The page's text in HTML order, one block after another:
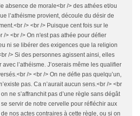
absence de morale<br /> des athées et/ou
l’athéisme provient, découle du désir de
/> <br /> Puisque cent fois sur le
/> <br /> On n'est pas athée pour défier
ni se libérer des exigences que la religion
/> Si des personnes agissent ainsi, elles
avec l’athéisme. J’oserais même les qualifier
/> <br /> On ne défie pas quelqu’un,
pas. Ca n’aurait aucun sens.<br /> <br
on ne s’affranchit pas d’une règle sans dégât
servir de notre cervelle pour réfléchir aux
nos actes contraires à cette règle, ou si on